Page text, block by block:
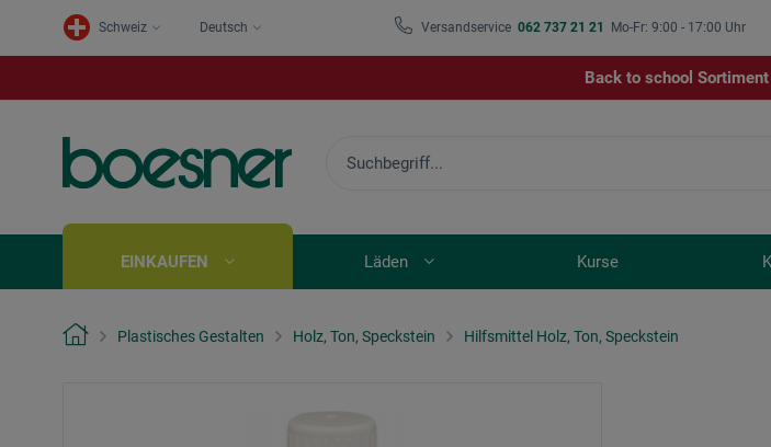
Schweiz Deutsch Versandservice 062 737 21 21 Mo-Fr: 9:00 - 17:00 Uhr
Back to school
EINKAUFEN Läden Kurse
Plastisches Gestalten Holz, Ton, Speckstein Hilfsmittel Holz, Ton, Speckstein